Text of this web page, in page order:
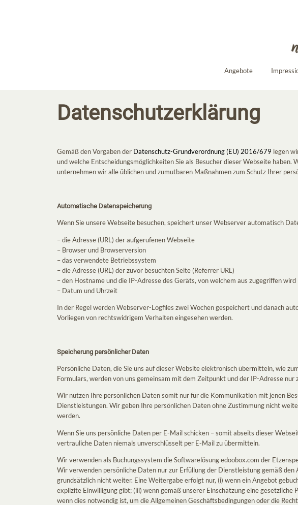
Angebote
Datenschutzerklärung
Gemäß den Vorgaben der Datenschutz-Grundverordnung (EU) 2016/679 legen
und welche Entscheidungsmöglichkeiten Sie als Besucher dieser Webseite
unternehmen wir alle üblichen und zumutbaren Maßnahmen zum Schutz Ihrer
Automatische Datenspeicherung
Wenn Sie unsere Webseite besuchen, speichert unser Webserver automatisch
– die Adresse (URL) der aufgerufenen Webseite
– Browser und Browserversion
– das verwendete Betriebssystem
– die Adresse (URL) der zuvor besuchten Seite (Referrer URL)
– den Hostname und die IP-Adresse des Geräts, von welchem aus zugegriffen wird
– Datum und Uhrzeit
In der Regel werden Webserver-Logfiles zwei Wochen gespeichert und danach
Vorliegen von rechtswidrigem Verhalten eingesehen werden.
Speicherung persönlicher Daten
Persönliche Daten, die Sie uns auf dieser Website elektronisch übermitteln, wie
Formulars, werden von uns gemeinsam mit dem Zeitpunkt und der IP-Adresse
Wir nutzen Ihre persönlichen Daten somit nur für die Kommunikation mit jenen
Dienstleistungen. Wir geben Ihre persönlichen Daten ohne Zustimmung nicht
werden.
Wenn Sie uns persönliche Daten per E-Mail schicken – somit abseits dieser
vertrauliche Daten niemals unverschlüsselt per E-Mail zu übermitteln.
Wir verwenden als Buchungssystem die Softwarelösung edoobox.com der
Wir verwenden persönliche Daten nur zur Erfüllung der Dienstleistung gemäß
grundsätzlich nicht weiter. Eine Weitergabe erfolgt nur, (i) wenn ein Angebot
explizite Einwilligung gibt; (iii) wenn gemäß unserer Einschätzung eine
wenn dies notwendig ist, um die Allgemeinen Geschäftsbedingungen oder die